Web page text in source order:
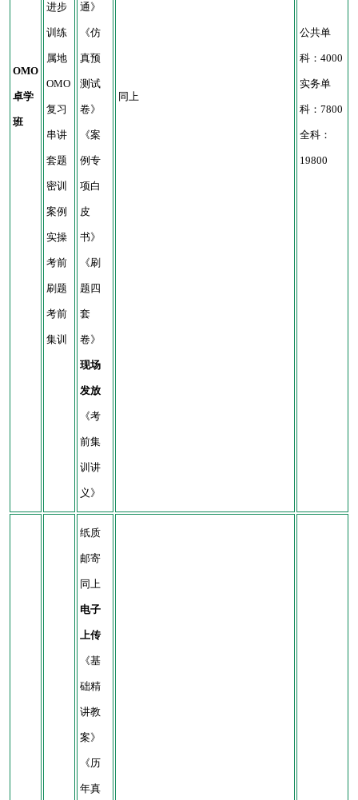
OMO
卓学
班
进步
训练
属地
OMO
复习
串讲
套题
密训
案例
实操
考前
刷题
考前
集训
通》
《仿
真预
测试
卷》
《案
例专
项白
皮
书》
《刷
题四
套
卷》
现场
发放
《考
前集
训讲
义》
同上
公共单
科：4000
实务单
科：7800
全科：
19800
纸质
邮寄
同上
电子
上传
《基
础精
讲教
案》
《历
年真